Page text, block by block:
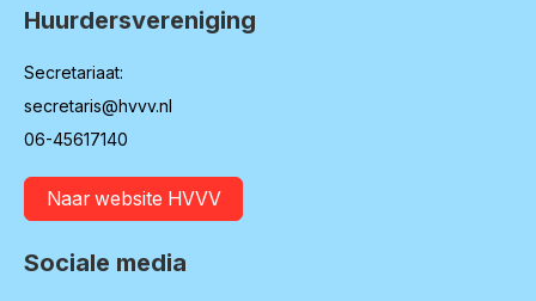
Huurdersvereniging
Secretariaat:
secretaris@hvvv.nl
06-45617140
Naar website HVVV
Sociale media